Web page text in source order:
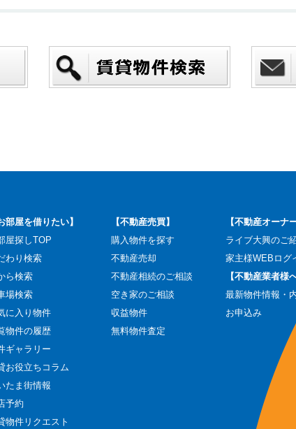
部屋を借りたい】
屋探しTOP
わり検索
ら検索
場検索
に入り物件
物件の履歴
ギャラリー
お役立ちコラム
たま街情報
予約
物件リクエスト
【不動産売買】
購入物件を探す
不動産売却
不動産相続のご相談
空き家のご相談
収益物件
無料物件査定
【不動産オーナ
ライブ大興のご
家主様WEBログ
【不動産業者様へ
最新物件情報・
お申込み